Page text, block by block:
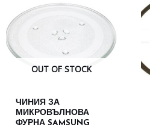
OUT OF STOCK
ЧИНИЯ ЗА
МИКРОВЪЛНОВА
ФУРНА SAMSUNG